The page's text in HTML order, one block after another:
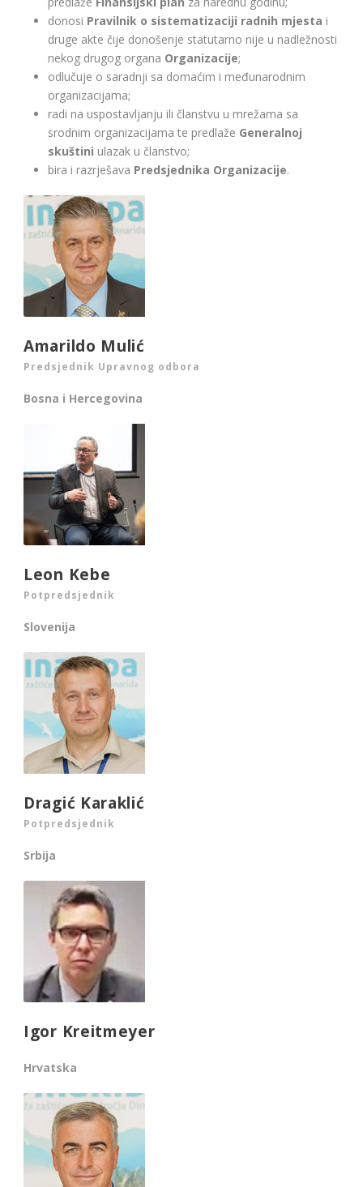
donosi Pravilnik o sistematizaciji radnih mjesta i
druge akte čije donošenje statutarno nije u nadležnosti
nekog drugog organa Organizacije;
odlučuje o saradnji sa domaćim i međunarodnim
organizacijama;
radi na uspostavljanju ili članstvu u mrežama sa
srodnim organizacijama te predlaže Generalnoj
skuštini ulazak u članstvo;
bira i razrješava Predsjednika Organizacije.
Amarildo Mulić
Predsjednik Upravnog odbora
Bosna i Hercegovina
Leon Kebe
Potpredsjednik
Slovenija
Dragić Karaklić
Potpredsjednik
Srbija
Igor Kreitmeyer
Hrvatska